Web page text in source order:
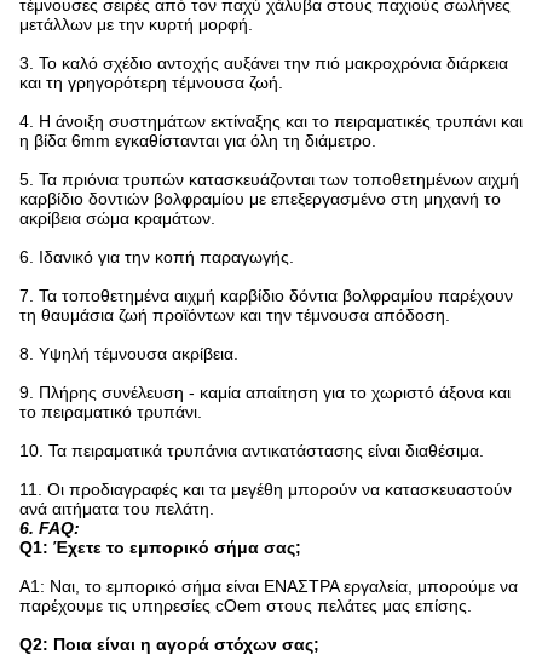
τέμνουσες σειρές από τον παχύ χάλυβα στους παχιούς σωλήνες
μετάλλων με την κυρτή μορφή.
3. Το καλό σχέδιο αντοχής αυξάνει την πιό μακροχρόνια διάρκεια
και τη γρηγορότερη τέμνουσα ζωή.
4. Η άνοιξη συστημάτων εκτίναξης και το πειραματικές τρυπάνι και
η βίδα 6mm εγκαθίστανται για όλη τη διάμετρο.
5. Τα πριόνια τρυπών κατασκευάζονται των τοποθετημένων αιχμή
καρβίδιο δοντιών βολφραμίου με επεξεργασμένο στη μηχανή το
ακρίβεια σώμα κραμάτων.
6. Ιδανικό για την κοπή παραγωγής.
7. Τα τοποθετημένα αιχμή καρβίδιο δόντια βολφραμίου παρέχουν
τη θαυμάσια ζωή προϊόντων και την τέμνουσα απόδοση.
8. Υψηλή τέμνουσα ακρίβεια.
9. Πλήρης συνέλευση - καμία απαίτηση για το χωριστό άξονα και
το πειραματικό τρυπάνι.
10. Τα πειραματικά τρυπάνια αντικατάστασης είναι διαθέσιμα.
11. Οι προδιαγραφές και τα μεγέθη μπορούν να κατασκευαστούν
ανά αιτήματα του πελάτη.
6. FAQ:
Q1: Έχετε το εμπορικό σήμα σας;
Α1: Ναι, το εμπορικό σήμα είναι ΕΝΑΣΤΡΑ εργαλεία, μπορούμε να
παρέχουμε τις υπηρεσίες cOem στους πελάτες μας επίσης.
Q2: Ποια είναι η αγορά στόχων σας;